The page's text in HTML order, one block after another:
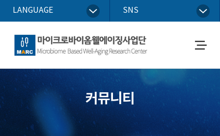
LANGUAGE SNS
마이크로바이옴웰에이징사업단
메
열
커뮤니티